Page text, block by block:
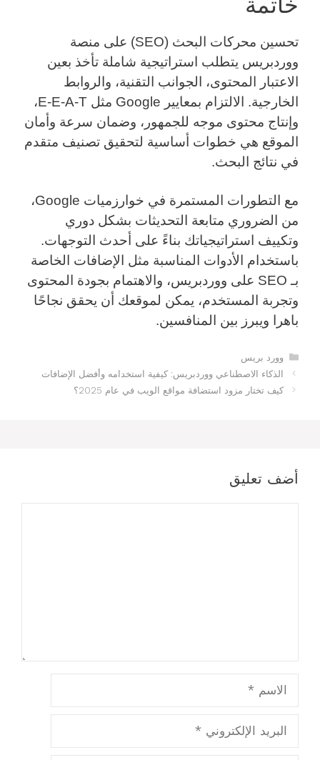
تحسين محركات البحث (SEO) على منصة
ووردبريس يتطلب استراتيجية شاملة تأخذ بعين
الاعتبار المحتوى، الجوانب التقنية، والروابط
الخارجية. الالتزام بمعايير Google مثل E-E-A-T،
وإنتاج محتوى موجه للجمهور، وضمان سرعة وأمان
الموقع هي خطوات أساسية لتحقيق تصنيف متقدم
في نتائج البحث.
مع التطورات المستمرة في خوارزميات Google،
من الضروري متابعة التحديثات بشكل دوري
وتكييف استراتيجياتك بناءً على أحدث التوجهات.
باستخدام الأدوات المناسبة مثل الإضافات الخاصة
بـ SEO على ووردبريس، والاهتمام بجودة المحتوى
وتجربة المستخدم، يمكن لموقعك أن يحقق نجاحًا
باهرا ويبرز بين المنافسين.
التصنيفات
وورد بريس
الذكاء الاصطناعي ووردبريس: كيفية استخدامه وأفضل الإضافات
كيف تختار مزود استضافة مواقع الويب في عام 2025؟
أضف تعليق
الإلكتروني